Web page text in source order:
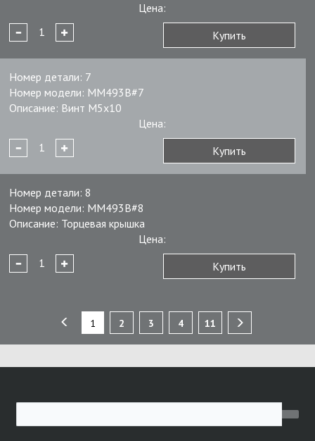
Цена:
Купить
Номер детали: 7
Номер модели: MM493B#7
Описание: Винт M5x10
Цена:
Купить
Номер детали: 8
Номер модели: MM493B#8
Описание: Торцевая крышка
Цена:
Купить
1 2 3 4 11